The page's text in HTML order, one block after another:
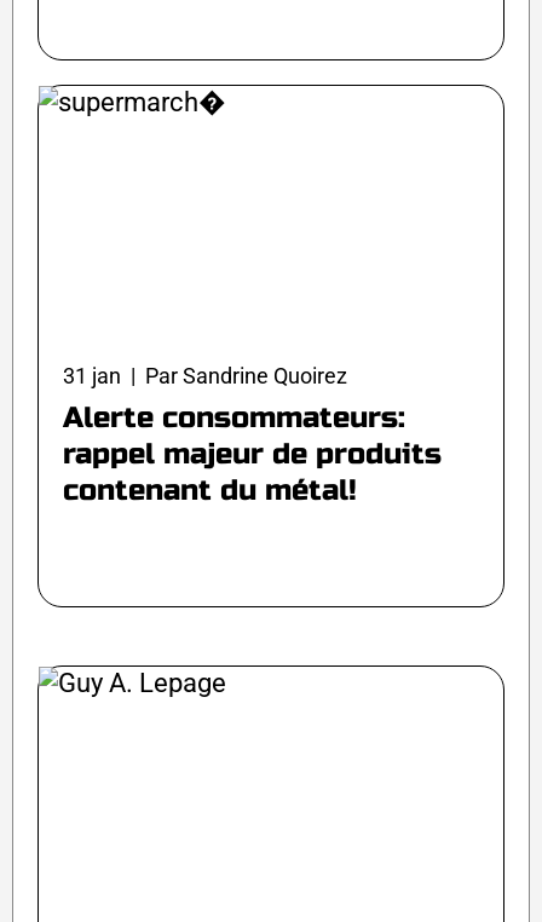
31 jan | Par Sandrine Quoirez
Alerte consommateurs:
rappel majeur de produits
contenant du métal!